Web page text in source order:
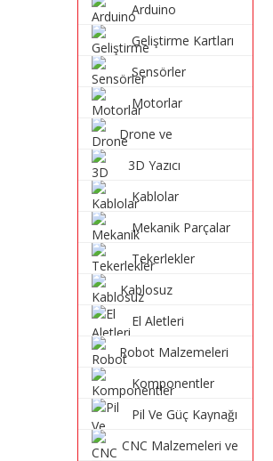
Arduino
Geliştirme Kartları
Sensörler
Motorlar
Drone ve
Malzemeleri
3D Yazıcı
Kablolar
Mekanik Parçalar
Tekerlekler
Kablosuz
Sistemleri
El Aletleri
Robot Malzemeleri
Komponentler
Pil Ve Güç Kaynağı
CNC Malzemeleri ve